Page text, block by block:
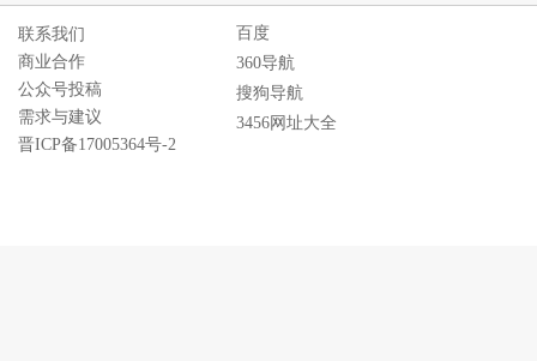
联系我们
商业合作
公众号投稿
需求与建议
晋ICP备17005364号-2
百度
360导航
搜狗导航
3456网址大全